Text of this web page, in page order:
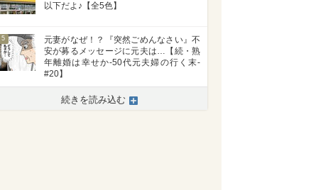
以下だよ♪【全5色】
5
元妻がなぜ！？『突然ごめんなさい』不
安が募るメッセージに元夫は…【続・熟
年離婚は幸せか-50代元夫婦の行く末-
#20】
続きを読み込む